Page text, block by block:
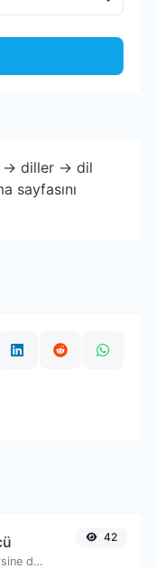
> diller -> dil
sayfasını
Metni onaltılık koda ve tersine dönüştürün.
42